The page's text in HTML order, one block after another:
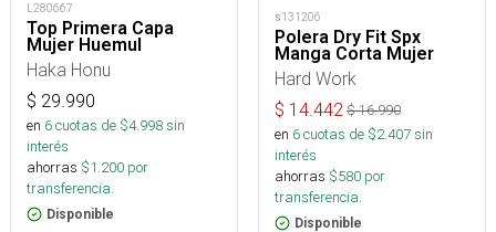
L280667
Top Primera Capa
Mujer Huemul
Haka Honu
$ 29.990
en 6cuotas de $4.998sin
interés
ahorras $1.200 por
transferencia.
Disponible
s131206
Polera Dry Fit Spx
Manga Corta Mujer
Hard Work
$ 14.442 $16.990
en 6cuotas de $2.407sin
interés
ahorras $580 por
transferencia.
Disponible